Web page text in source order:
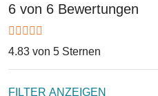
6 von 6 Bewertungen
4.83 von 5 Sternen
FILTER ANZEIGEN